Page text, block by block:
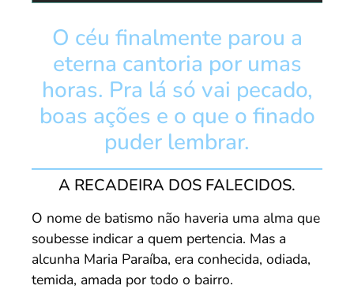
O céu finalmente parou a
eterna cantoria por umas
horas. Pra lá só vai pecado,
boas ações e o que o finado
puder lembrar.
A RECADEIRA DOS FALECIDOS.
O nome de batismo não haveria uma alma que
soubesse indicar a quem pertencia. Mas a
alcunha Maria Paraíba, era conhecida, odiada,
temida, amada por todo o bairro.